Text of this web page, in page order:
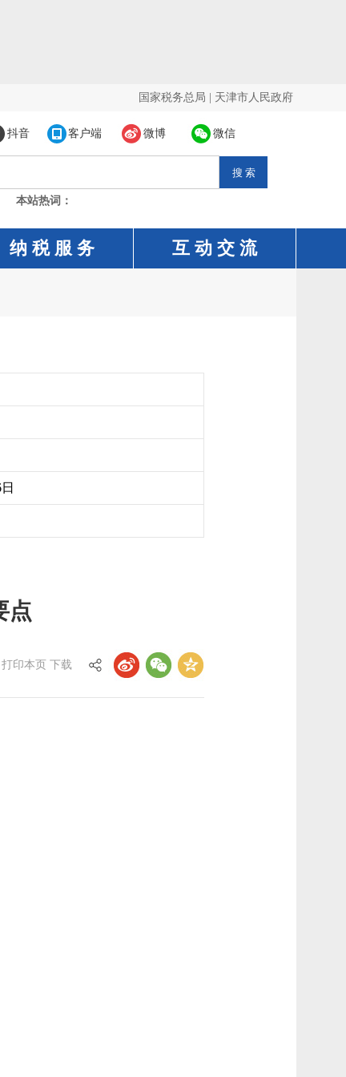
国家税务总局 天津市人民政府
抖音 客户端 微博 微信
本站热词：
纳 税 服 务 互 动 交 流
点
打印本页 下载